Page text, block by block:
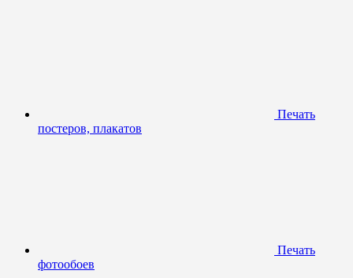
Печать
постеров, плакатов
Печать
фотообоев